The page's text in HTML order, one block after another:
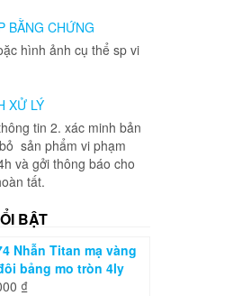
BẰNG CHỨNG
hình ảnh cụ thể sp vi
XỬ LÝ
tin 2. xác minh bản
sản phẩm vi phạm
và gởi thông báo cho
tất.
BẬT
Nhẫn Titan mạ vàng
bảng mo tròn 4ly
₫